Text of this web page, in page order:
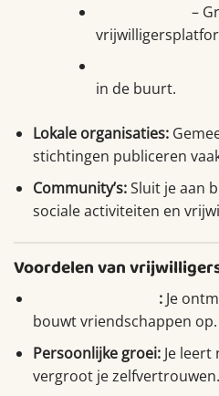
–
in de buurt.
Lokale organisaties:
stichtingen publiceren
Community’s:Sluit je aan
sociale activiteiten en
Voordelen van
:Je
bouwt vriendschappen op.
Persoonlijke groei:Je leert
vergroot je zelfvertrouwen.